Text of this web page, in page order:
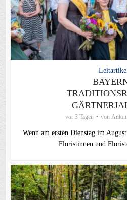
vor 3 Tagen von
Wenn am ersten Dienstag im
Floristinnen und